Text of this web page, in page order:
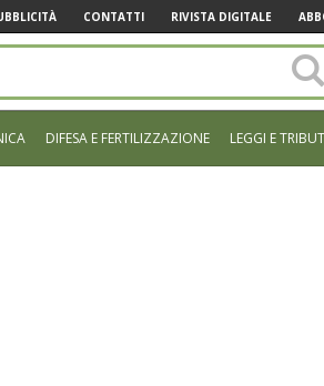
CONTATTI RIVISTA DIGITALE
DIFESA E FERTILIZZAZIONE LEGGI E